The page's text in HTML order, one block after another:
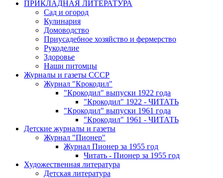
ПРИКЛАДНАЯ ЛИТЕРАТУРА
Сад и огород
Кулинария
Домоводство
Приусадебное хозяйство и фермерство
Рукоделие
Здоровье
Наши питомцы
Журналы и газеты СССР
Журнал "Крокодил"
"Крокодил" выпуски 1922 года
"Крокодил" 1922 - ЧИТАТЬ
"Крокодил" выпуски 1961 года
"Крокодил" 1961 - ЧИТАТЬ
Детские журналы и газеты
Журнал "Пионер"
Журнал Пионер за 1955 год
Читать - Пионер за 1955 год
Художественная литература
Детская литература